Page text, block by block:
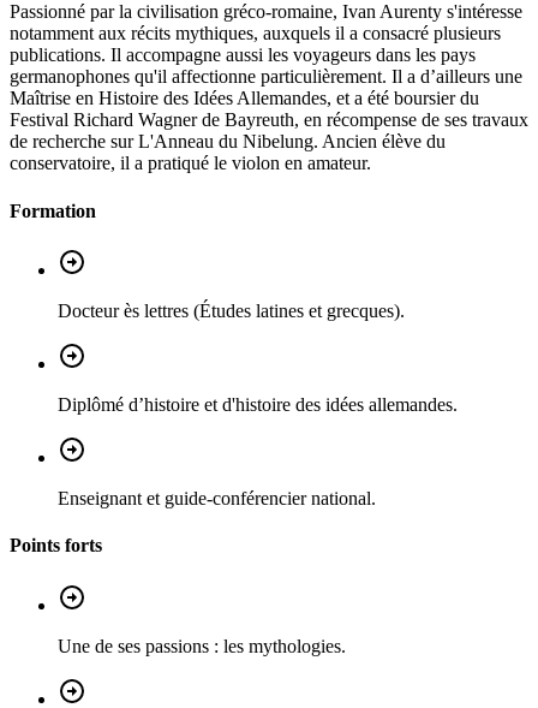
Passionné par la civilisation gréco-romaine, Ivan Aurenty s'intéresse
notamment aux récits mythiques, auxquels il a consacré plusieurs
publications. Il accompagne aussi les voyageurs dans les pays
germanophones qu'il affectionne particulièrement. Il a d’ailleurs une
Maîtrise en Histoire des Idées Allemandes, et a été boursier du
Festival Richard Wagner de Bayreuth, en récompense de ses travaux
de recherche sur L'Anneau du Nibelung. Ancien élève du
conservatoire, il a pratiqué le violon en amateur.
Formation
Docteur ès lettres (Études latines et grecques).
Diplômé d’histoire et d'histoire des idées allemandes.
Enseignant et guide-conférencier national.
Points forts
Une de ses passions : les mythologies.